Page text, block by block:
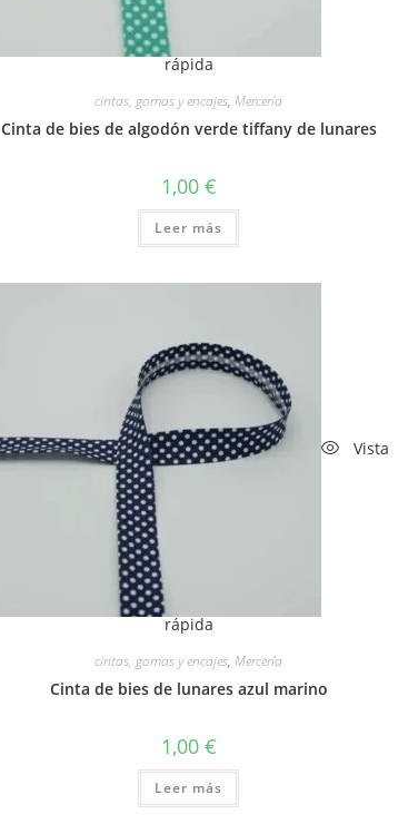
rápida
cintas, gomas y encajes,Mercería
Cinta de bies de algodón verde tiffany de lunares
1,00 €
Leer más
Vista
rápida
cintas, gomas y encajes,Mercería
Cinta de bies de lunares azul marino
1,00 €
Leer más